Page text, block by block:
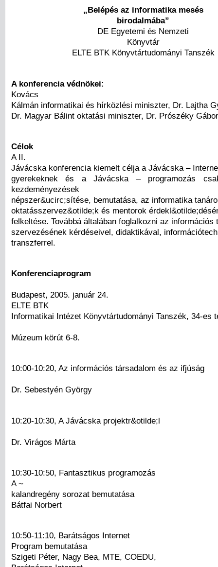
„Belépés az informatika mesés
birodalmába”
DE Egyetemi és Nemzeti
Könyvtár
ELTE BTK Könyvtártudományi Tanszék
A konferencia védnökei:
Kovács
Kálmán informatikai és hírközlési miniszter, Dr. Lajtha
Dr. Magyar Bálint oktatási miniszter, Dr. Prószéky Gábor
Célok
A II.
Jávácska konferencia kiemelt célja a Jávácska –
gyerekeknek és a Jávácska – programozás
kezdeményezések
népszer&ucirc;sítése, bemutatása, az informatika
oktatásszervez&otilde;k és mentorok
felkeltése. Továbbá általában foglalkozni az információs
szervezésének kérdéseivel, didaktikával,
transzferrel.
Konferenciaprogram
Budapest, 2005. január 24.
ELTE BTK
Informatikai Intézet Könyvtártudományi Tanszék, 34-es
Múzeum körút 6-8.
10:00-10:20, Az információs társadalom és az ifjúság
Dr. Sebestyén György
10:20-10:30, A Jávácska projektr&otilde;l
Dr. Virágos Márta
10:30-10:50, Fantasztikus programozás
A ~
kalandregény sorozat bemutatása
Bátfai Norbert
10:50-11:10, Barátságos Internet
Program bemutatása
Szigeti Péter, Nagy Bea, MTE, COEDU,